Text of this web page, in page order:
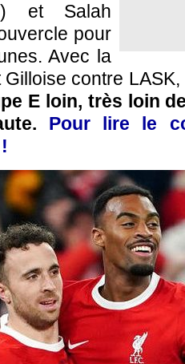
et Salah
pour
Avec la
contre LASK,
E loin, très loin
Pour lire le